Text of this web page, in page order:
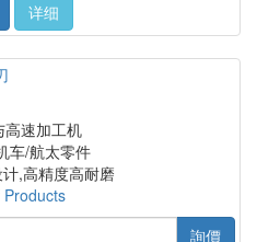
详细
高速加工机
车/航太零件
,高精度高耐磨
Products
詢價